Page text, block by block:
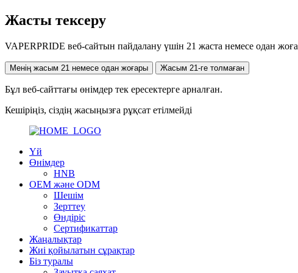
Жасты тексеру
VAPERPRIDE веб-сайтын пайдалану үшін 21 жаста немесе одан
Менің жасым 21 немесе одан жоғары Жасым 21-ге толмаған
Бұл веб-сайттағы өнімдер тек ересектерге арналған.
Кешіріңіз, сіздің жасыңызға рұқсат етілмейді
Үй
Өнімдер
HNB
OEM және ODM
Шешім
Зерттеу
Өндіріс
Сертификаттар
Жаңалықтар
Жиі қойылатын сұрақтар
Біз туралы